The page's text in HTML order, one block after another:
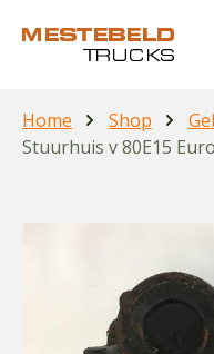
Home Shop
Stuurhuis v 80E15